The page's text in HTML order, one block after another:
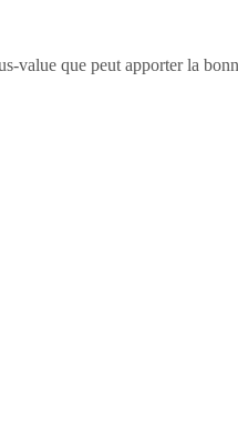
value que peut apporter la